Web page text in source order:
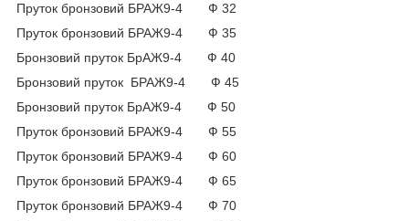
Пруток бронзовий БРАЖ9-4 Ф 32
Пруток бронзовий БРАЖ9-4 Ф 35
Бронзовий пруток БрАЖ9-4 Ф 40
Бронзовий пруток БРАЖ9-4 Ф 45
Бронзовий пруток БрАЖ9-4 Ф 50
Пруток бронзовий БРАЖ9-4 Ф 55
Пруток бронзовий БРАЖ9-4 Ф 60
Пруток бронзовий БРАЖ9-4 Ф 65
Пруток бронзовий БРАЖ9-4 Ф 70